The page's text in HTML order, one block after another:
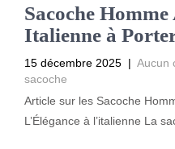
Sacoche
Italienne à
15 décembre 2025 | Aucun
sacoche
Article sur les Sacoche
L’Élégance à l’italienne La